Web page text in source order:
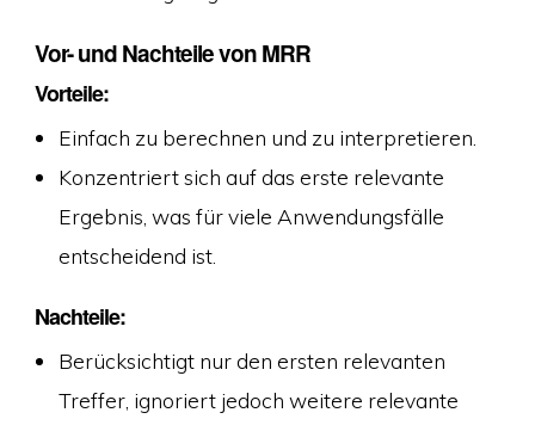
Vor- und Nachteile von MRR
Vorteile:
Einfach zu berechnen und zu interpretieren.
Konzentriert sich auf das erste relevante
Ergebnis, was für viele Anwendungsfälle
entscheidend ist.
Nachteile:
Berücksichtigt nur den ersten relevanten
Treffer, ignoriert jedoch weitere relevante